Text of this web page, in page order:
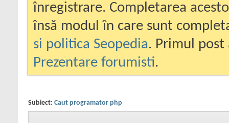
înregistrare. Completarea
însă modul în care sunt
si politica Seopedia. Primul
Prezentare forumisti.
Subiect: Caut programator php